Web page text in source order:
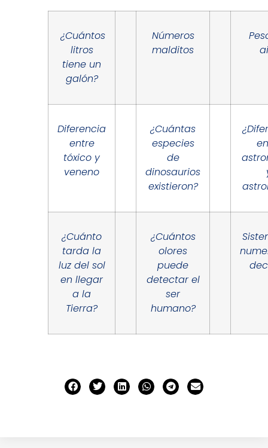
¿Cuántos
litros
tiene un
galón?
Números
malditos
Diferencia
entre
tóxico y
veneno
¿Cuántas
especies
de
dinosaurios
existieron?
¿Cuánto
tarda la
luz del sol
en llegar
a la
Tierra?
¿Cuántos
olores
puede
detectar el
ser
humano?